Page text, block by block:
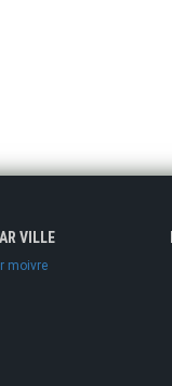
VILLE
moivre